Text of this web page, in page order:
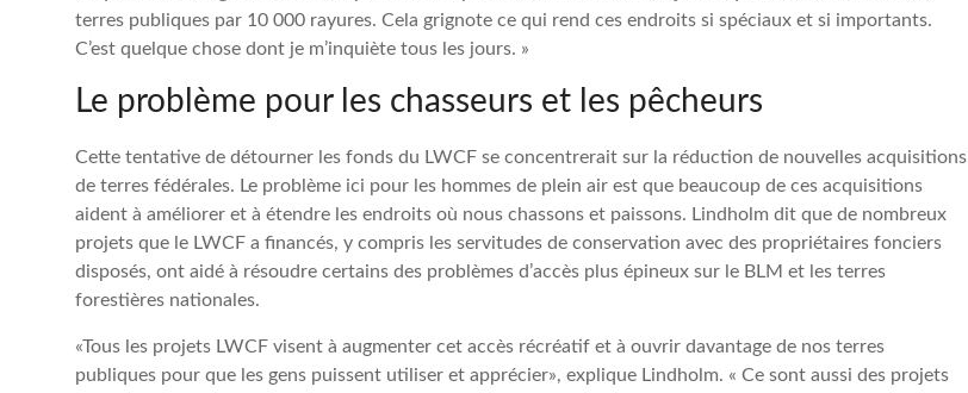
terres publiques par 10 000 rayures. Cela grignote ce qui rend ces endroits si spéciaux et si importants.
C’est quelque chose dont je m’inquiète tous les jours. »
Le problème pour les chasseurs et les pêcheurs
Cette tentative de détourner les fonds du LWCF se concentrerait sur la réduction de nouvelles acquisitions
de terres fédérales. Le problème ici pour les hommes de plein air est que beaucoup de ces acquisitions
aident à améliorer et à étendre les endroits où nous chassons et paissons. Lindholm dit que de nombreux
projets que le LWCF a financés, y compris les servitudes de conservation avec des propriétaires fonciers
disposés, ont aidé à résoudre certains des problèmes d’accès plus épineux sur le BLM et les terres
forestières nationales.
«Tous les projets LWCF visent à augmenter cet accès récréatif et à ouvrir davantage de nos terres
publiques pour que les gens puissent utiliser et apprécier», explique Lindholm. « Ce sont aussi des projets